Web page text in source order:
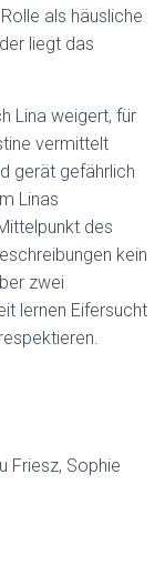
als häusliche
liegt das
Lina weigert, für
vermittelt
gerät gefährlich
Linas
des
kein
zwei
lernen Eifersucht
Friesz, Sophie